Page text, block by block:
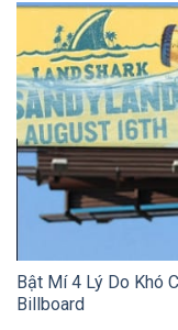
Bật Mí 4 Lý Do Khó
Billboard